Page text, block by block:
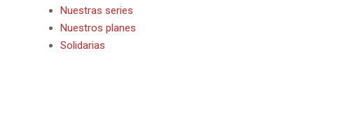
Nuestras series
Nuestros planes
Solidarias